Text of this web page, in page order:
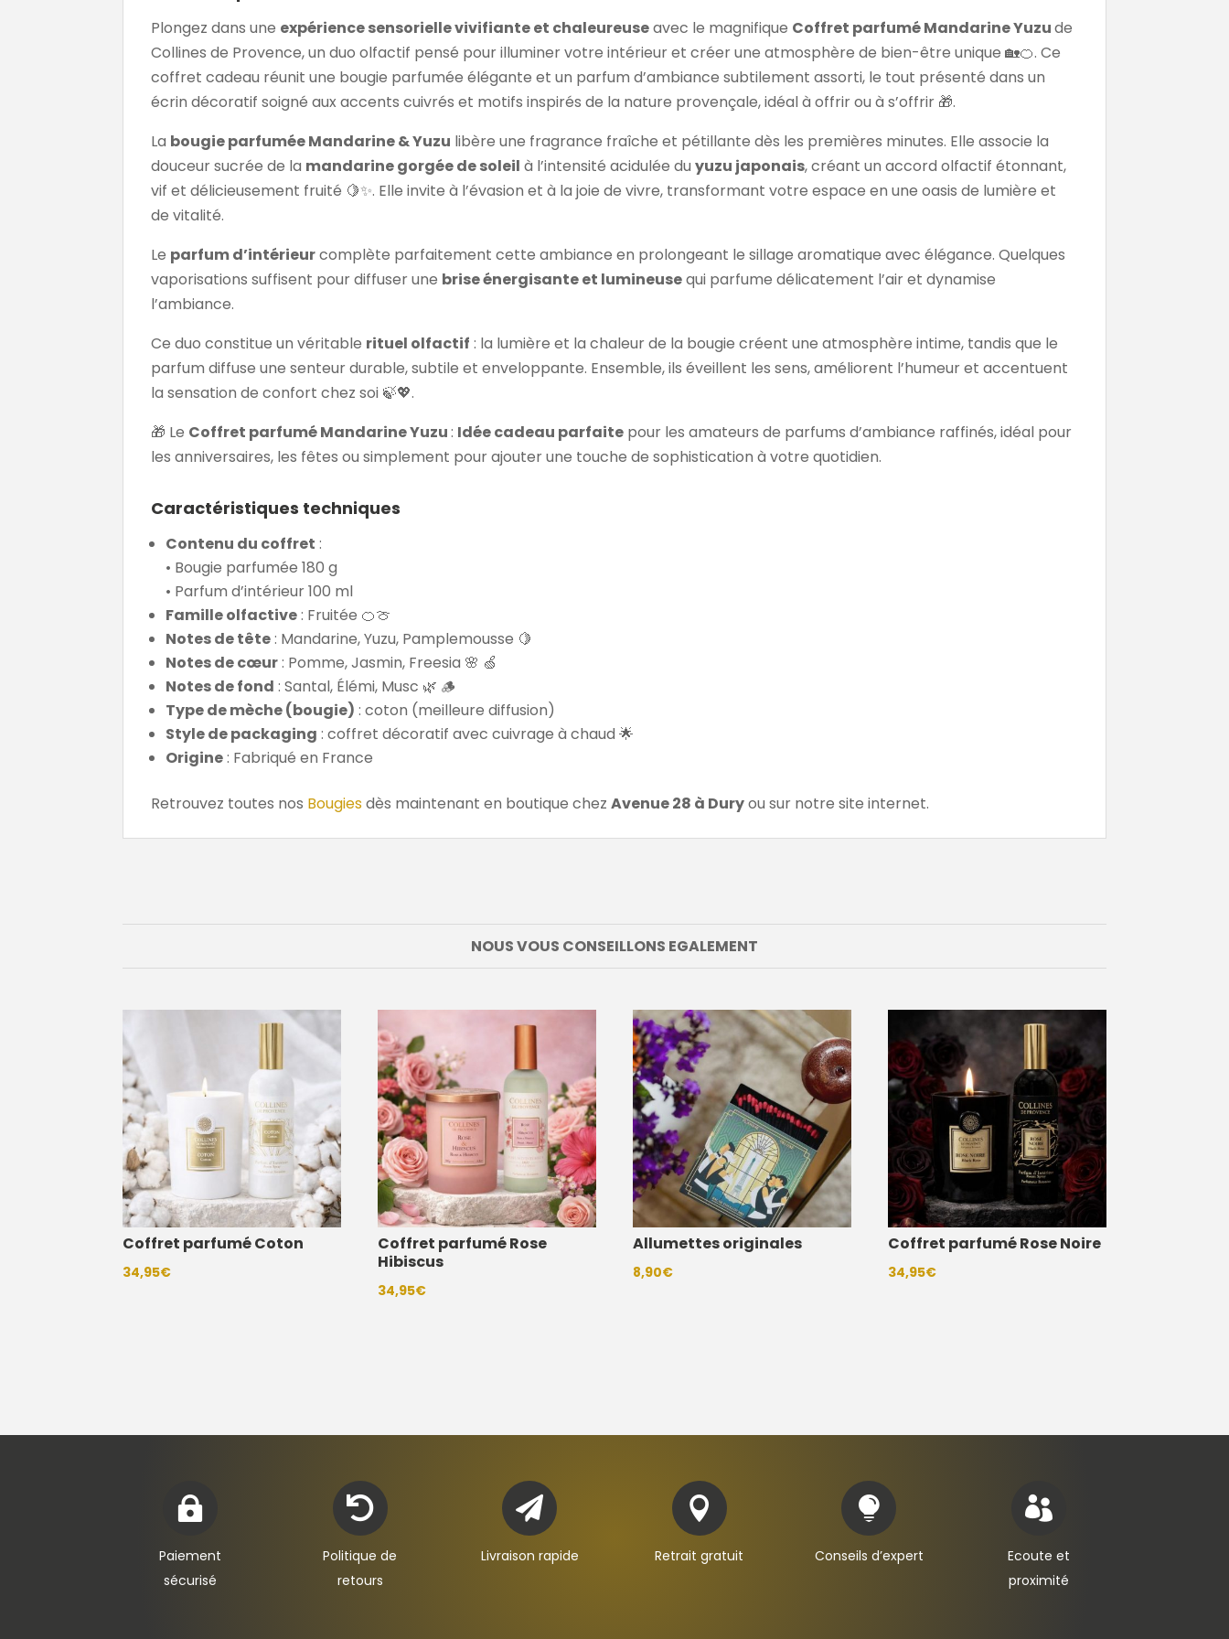
Plongez dans une expérience sensorielle vivifiante et chaleureuseavec le magnifique Coffret parfumé Mandarine Yuzude
Collines de Provence, un duo olfactif pensé pour illuminer votre intérieur et créer une atmosphère de bien-être unique 🏡🍊. Ce
coffret cadeau réunit une bougie parfumée élégante et un parfum d’ambiance subtilement assorti, le tout présenté dans un
écrin décoratif soigné aux accents cuivrés et motifs inspirés de la nature provençale, idéal à offrir ou à s’offrir 🎁.
La bougie parfumée Mandarine & Yuzu libère une fragrance fraîche et pétillante dès les premières minutes. Elle associe la
douceur sucrée de la mandarine gorgée de soleil à l’intensité acidulée duyuzu japonais, créant un accord olfactif étonnant,
vif et délicieusement fruité 🍋✨. Elle invite à l’évasion et à la joie de vivre, transformant votre espace en une oasis de lumière et
de vitalité.
Le parfum d’intérieurcomplète parfaitement cette ambiance en prolongeant le sillage aromatique avec élégance. Quelques
vaporisations suffisent pour diffuser une brise énergisante et lumineusequi parfume délicatement l’air et dynamise
l’ambiance.
Ce duo constitue un véritable rituel olfactif : la lumière et la chaleur de la bougie créent une atmosphère intime, tandis que le
parfum diffuse une senteur durable, subtile et enveloppante. Ensemble, ils éveillent les sens, améliorent l’humeur et accentuent
la sensation de confort chez soi 🍃💖.
🎁 Le Coffret parfumé Mandarine Yuzu: Idée cadeau parfaite pour les amateurs de parfums d’ambiance raffinés, idéal pour
les anniversaires, les fêtes ou simplement pour ajouter une touche de sophistication à votre quotidien.
Caractéristiques techniques
Contenu du coffret :
• Bougie parfumée 180 g
• Parfum d’intérieur 100 ml
Famille olfactive: Fruitée 🍊🍈
Notes de tête: Mandarine, Yuzu, Pamplemousse 🍋
Notes de cœur: Pomme, Jasmin, Freesia 🌸 🍏
Notes de fond : Santal, Élémi, Musc 🌿 🪵
Type de mèche (bougie) : coton (meilleure diffusion)
Style de packaging : coffret décoratif avec cuivrage à chaud 🌟
Origine: Fabriqué en France
Retrouvez toutes nos Bougiesdès maintenant en boutique chezAvenue 28 à Duryou sur notre site internet.
NOUS VOUS CONSEILLONS EGALEMENT
Coffret parfumé Coton
34,95€
Coffret parfumé Rose
Hibiscus
34,95€
Allumettes originales
8,90€
Coffret parfumé Rose Noire
34,95€

Paiement
sécurisé

Politique de
retours

Livraison rapide

Retrait gratuit

Conseils d’expert

Ecoute et
proximité